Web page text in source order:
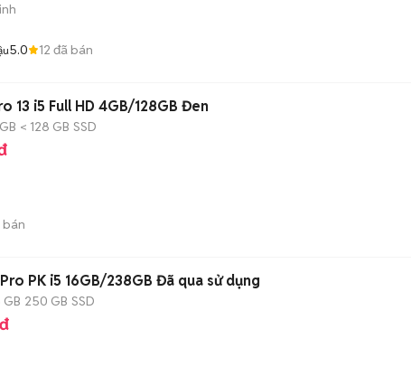
5.0 12 đã bán
13 i5 Full HD 4GB/128GB Đen
< 128 GB SSD
bán
PK i5 16GB/238GB Đã qua sử dụng
GB 250 GB SSD